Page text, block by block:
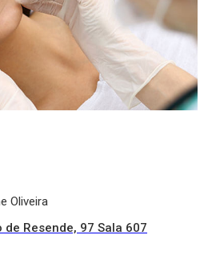
Oliveira
de Resende, 97 Sala 607